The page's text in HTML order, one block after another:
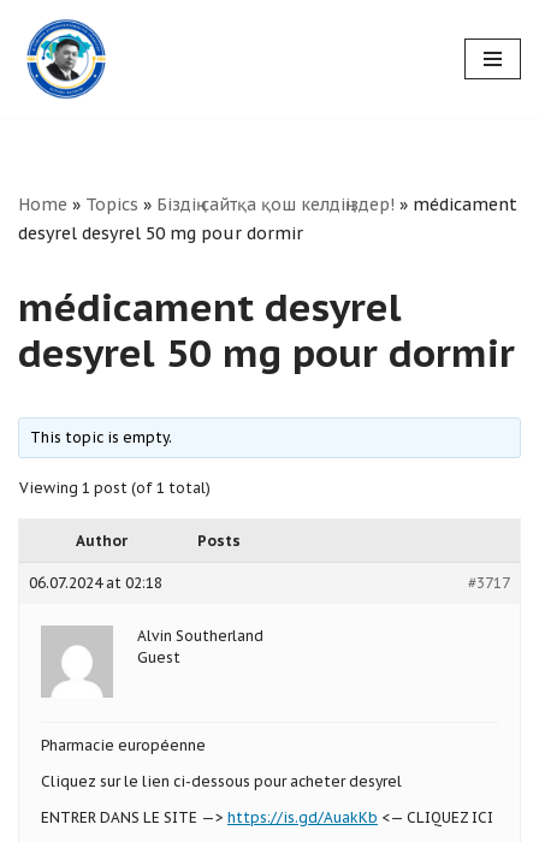
Skip
to
Home » Topics » Біздің сайтқа қош келдіңіздер! » médicament
desyrel desyrel 50 mg pour dormir
médicament desyrel
desyrel 50 mg pour dormir
This topic is empty.
Viewing 1 post (of 1 total)
Author Posts
06.07.2024 at 02:18 #3717
Alvin Southerland
Guest
Pharmacie européenne
Cliquez sur le lien ci-dessous pour acheter desyrel
ENTRER DANS LE SITE —> https://is.gd/AuakKb <— CLIQUEZ ICI